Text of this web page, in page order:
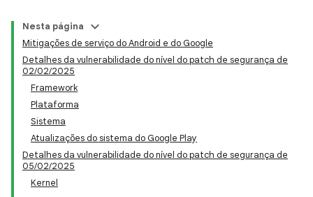
Nesta página
Mitigações de serviço do Android e do Google
Detalhes da vulnerabilidade do nível do patch de segurança de
02/02/2025
Framework
Plataforma
Sistema
Atualizações do sistema do Google Play
Detalhes da vulnerabilidade do nível do patch de segurança de
05/02/2025
Kernel